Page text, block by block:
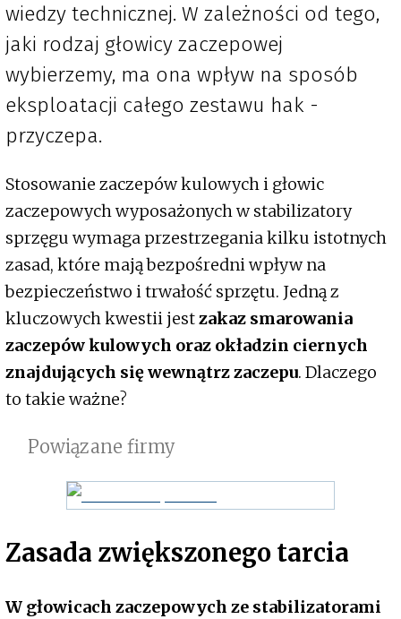
wiedzy technicznej. W zależności od tego,
jaki rodzaj głowicy zaczepowej
wybierzemy, ma ona wpływ na sposób
eksploatacji całego zestawu hak -
przyczepa.
Stosowanie zaczepów kulowych i głowic
zaczepowych wyposażonych w stabilizatory
sprzęgu wymaga przestrzegania kilku istotnych
zasad, które mają bezpośredni wpływ na
bezpieczeństwo i trwałość sprzętu. Jedną z
kluczowych kwestii jestzakaz smarowania
zaczepów kulowych oraz okładzin ciernych
znajdujących się wewnątrz zaczepu. Dlaczego
to takie ważne?
Powiązane firmy
Zasada zwiększonego tarcia
W głowicach zaczepowych ze stabilizatorami